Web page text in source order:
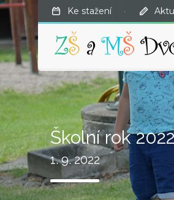
Ke stažení ·
Školní rok
1. 9. 2022